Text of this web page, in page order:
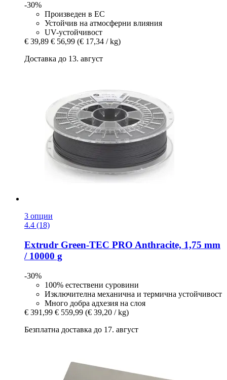
-30%
Произведен в ЕС
Устойчив на атмосферни влияния
UV-устойчивост
€ 39,89 € 56,99 (€ 17,34 / kg)
Доставка до 13. август
3 опции
4.4 (18)
Extrudr Green-​TEC PRO Anthracite, 1,75 mm
/ 10000 g
-30%
100% естествени суровини
Изключителна механична и термична устойчивост
Много добра адхезия на слоя
€ 391,99 € 559,99 (€ 39,20 / kg)
Безплатна доставка до 17. август